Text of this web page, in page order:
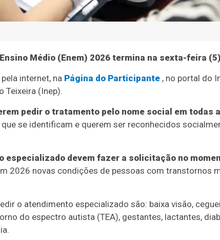
Médio (Enem) 2026 termina na sexta-feira
internet, na Página do Participante , no portal do
Teixeira (Inep).
pedir o tratamento pelo nome social em todas
se identificam e querem ser reconhecidos
devem fazer a solicitação no
2026 novas condições de pessoas com transtornos
o atendimento especializado são: baixa visão,
do espectro autista (TEA), gestantes, lactantes,